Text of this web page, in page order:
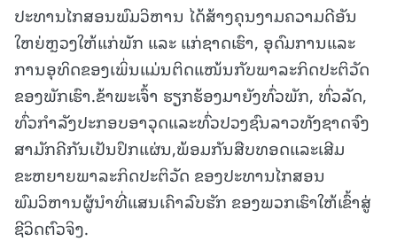
ປະທານໄກສອນພົມວິຫານ ໄດ້ສ້າງຄຸນງາມຄວາມດີອັນ
ໃຫຍ່ຫຼວງໃຫ້ແກ່ພັກ ແລະ ແກ່ຊາດເຮົາ, ອຸດົມການແລະ
ການອຸທິດຂອງເພິ່ນແມ່ນຕິດແໜ້ນກັບພາລະກິດປະຕິວັດ
ຂອງພັກເຮົາ.ຂ້າພະເຈົ້າ ຮຽກຮ້ອງມາຍັງທົ່ວພັກ, ທົ່ວລັດ,
ທົ່ວກຳລັງປະກອບອາວຸດແລະທົ່ວປວງຊົນລາວທັງຊາດຈົງ
ສາມັກຄີກັນເປັນປຶກແຜ່ນ,ພ້ອມກັນສືບທອດແລະເສີມ
ຂະຫຍາຍພາລະກິດປະຕິວັດ ຂອງປະທານໄກສອນ
ພົມວິຫານຜູ້ນຳທີ່ແສນເຄົາລົບຮັກ ຂອງພວກເຮົາໃຫ້ເຂົ້າສູ່
ຊີວິດຕົວຈິງ.